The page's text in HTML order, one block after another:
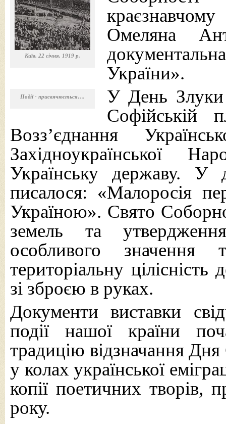
Київ, 22 січня, 1919 р.
Омеляна
України».
Події - присвячюється….
У День
Софійській
Возз’єднання
Західноукраїнської
Українську державу. У
писалося: «Малоросія
Україною». Свято
земель та
особливого значення
територіальну
зі зброєю в руках.
Документи виставки
події нашої країни
традицію відзначання
у колах української
копії поетичних творів,
року.